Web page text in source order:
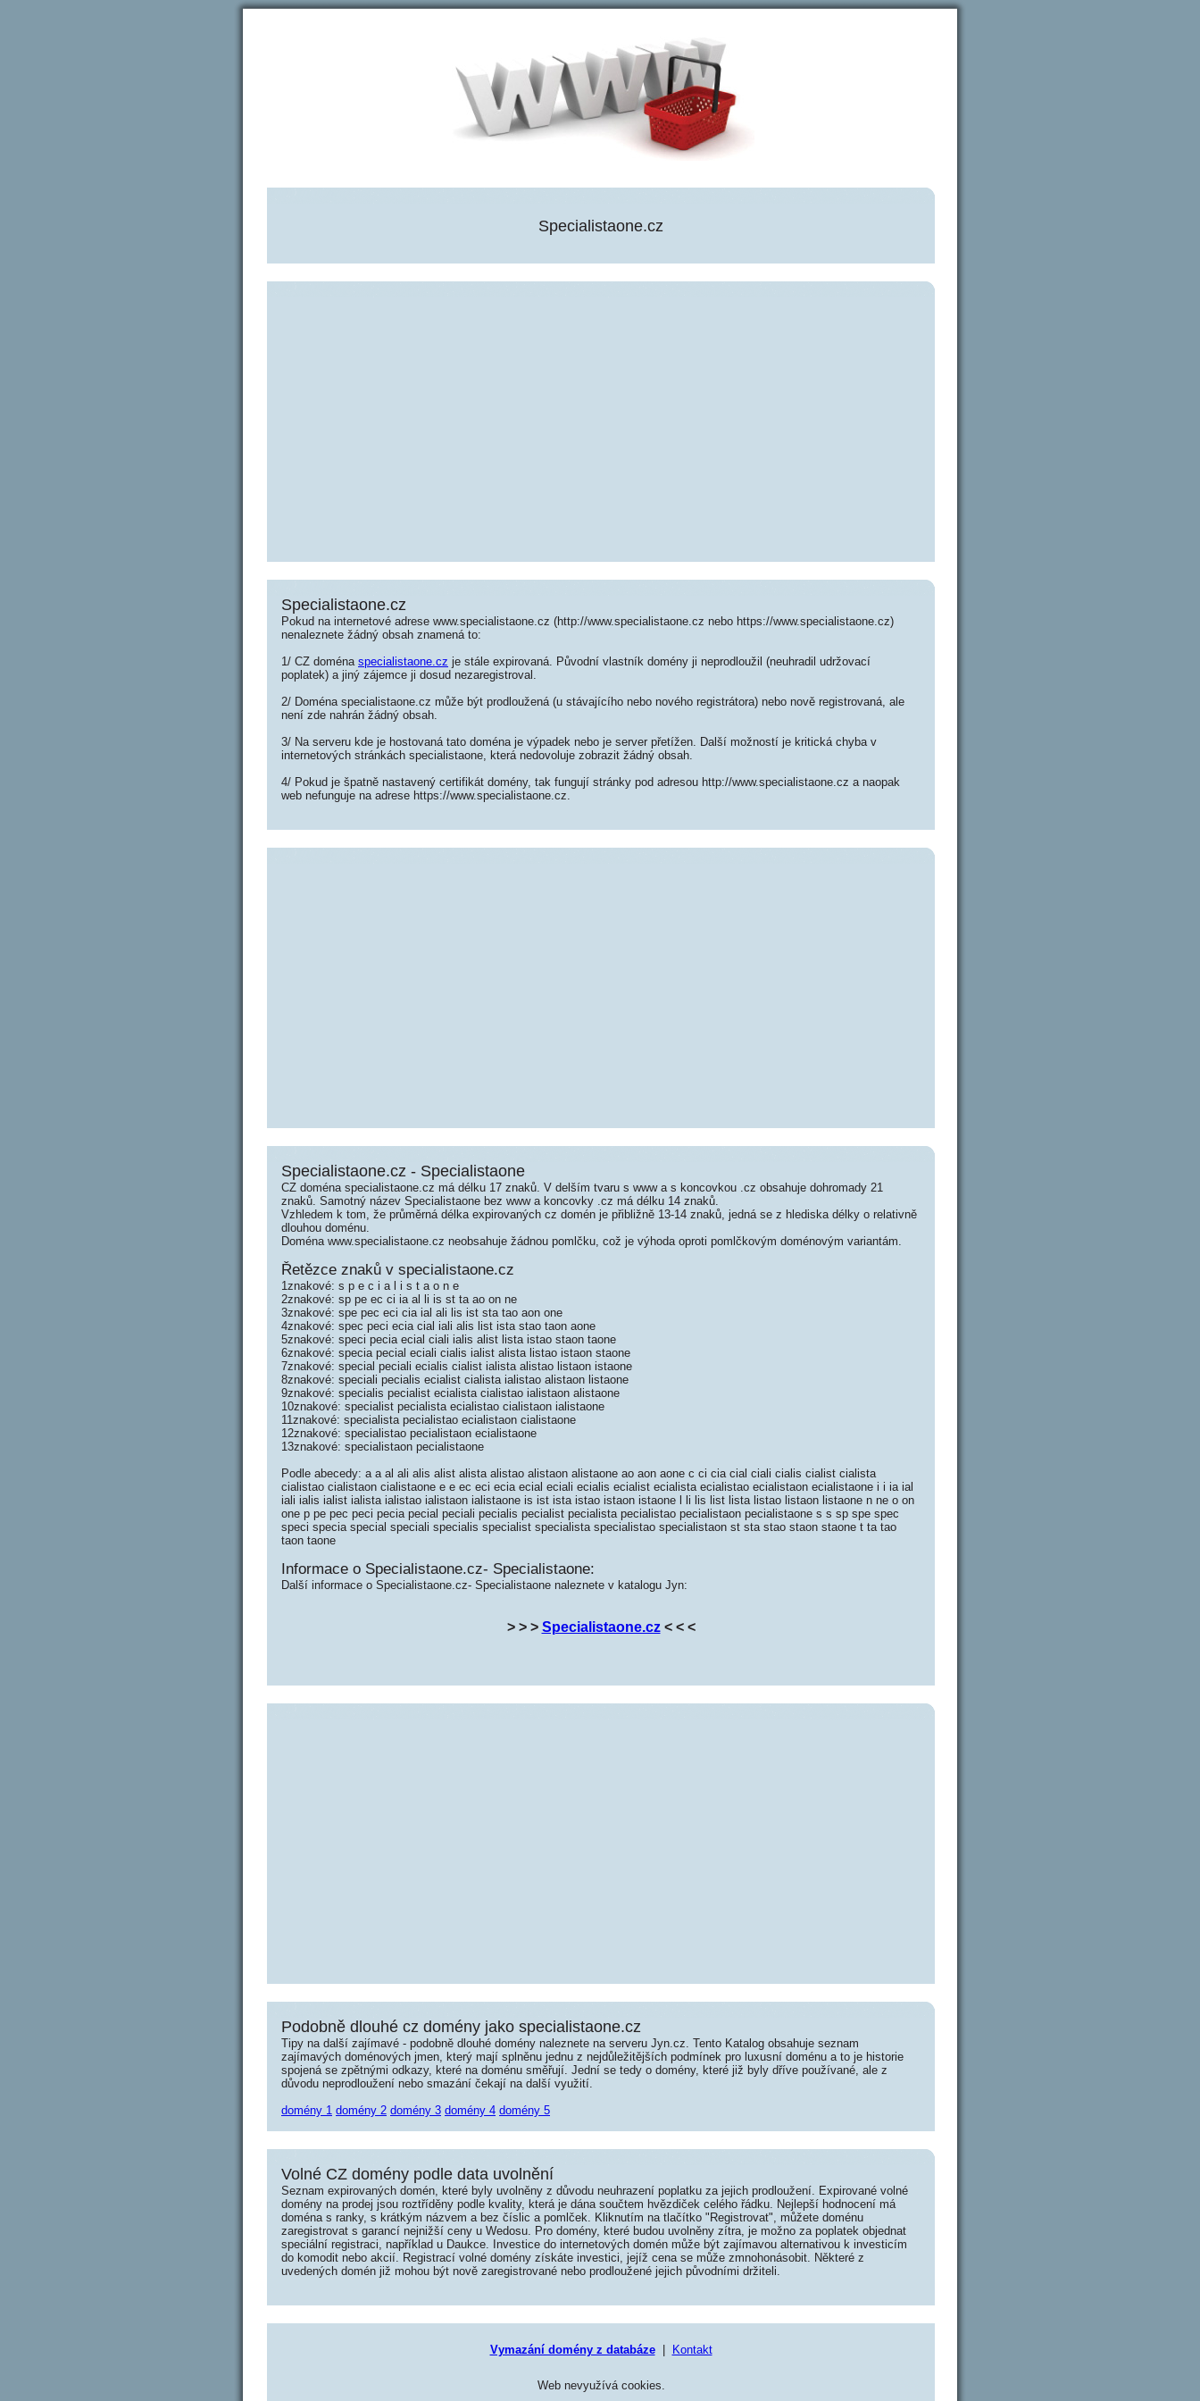
Specialistaone.cz
Specialistaone.cz
Pokud na internetové adrese www.specialistaone.cz (http://www.specialistaone.cz nebo https://www.specialistaone.cz)
nenaleznete žádný obsah znamená to:
1/ CZ doména specialistaone.cz je stále expirovaná. Původní vlastník domény ji neprodloužil (neuhradil udržovací
poplatek) a jiný zájemce ji dosud nezaregistroval.
2/ Doména specialistaone.cz může být prodloužená (u stávajícího nebo nového registrátora) nebo nově registrovaná, ale
není zde nahrán žádný obsah.
3/ Na serveru kde je hostovaná tato doména je výpadek nebo je server přetížen. Další možností je kritická chyba v
internetových stránkách specialistaone, která nedovoluje zobrazit žádný obsah.
4/ Pokud je špatně nastavený certifikát domény, tak fungují stránky pod adresou http://www.specialistaone.cz a naopak
web nefunguje na adrese https://www.specialistaone.cz.
Specialistaone.cz - Specialistaone
CZ doména specialistaone.cz má délku 17 znaků. V delším tvaru s www a s koncovkou .cz obsahuje dohromady 21
znaků. Samotný název Specialistaone bez www a koncovky .cz má délku 14 znaků.
Vzhledem k tom, že průměrná délka expirovaných cz domén je přibližně 13-14 znaků, jedná se z hlediska délky o relativně
dlouhou doménu.
Doména www.specialistaone.cz neobsahuje žádnou pomlčku, což je výhoda oproti pomlčkovým doménovým variantám.
Řetězce znaků v specialistaone.cz
1znakové: s p e c i a l i s t a o n e
2znakové: sp pe ec ci ia al li is st ta ao on ne
3znakové: spe pec eci cia ial ali lis ist sta tao aon one
4znakové: spec peci ecia cial iali alis list ista stao taon aone
5znakové: speci pecia ecial ciali ialis alist lista istao staon taone
6znakové: specia pecial eciali cialis ialist alista listao istaon staone
7znakové: special peciali ecialis cialist ialista alistao listaon istaone
8znakové: speciali pecialis ecialist cialista ialistao alistaon listaone
9znakové: specialis pecialist ecialista cialistao ialistaon alistaone
10znakové: specialist pecialista ecialistao cialistaon ialistaone
11znakové: specialista pecialistao ecialistaon cialistaone
12znakové: specialistao pecialistaon ecialistaone
13znakové: specialistaon pecialistaone
Podle abecedy: a a al ali alis alist alista alistao alistaon alistaone ao aon aone c ci cia cial ciali cialis cialist cialista
cialistao cialistaon cialistaone e e ec eci ecia ecial eciali ecialis ecialist ecialista ecialistao ecialistaon ecialistaone i i ia ial
iali ialis ialist ialista ialistao ialistaon ialistaone is ist ista istao istaon istaone l li lis list lista listao listaon listaone n ne o on
one p pe pec peci pecia pecial peciali pecialis pecialist pecialista pecialistao pecialistaon pecialistaone s s sp spe spec
speci specia special speciali specialis specialist specialista specialistao specialistaon st sta stao staon staone t ta tao
taon taone
Informace o Specialistaone.cz- Specialistaone:
Další informace o Specialistaone.cz- Specialistaone naleznete v katalogu Jyn:
> > > Specialistaone.cz< < <
Podobně dlouhé cz domény jako specialistaone.cz
Tipy na další zajímavé - podobně dlouhé domény naleznete na serveru Jyn.cz. Tento Katalog obsahuje seznam
zajímavých doménových jmen, který mají splněnu jednu z nejdůležitějších podmínek pro luxusní doménu a to je historie
spojená se zpětnými odkazy, které na doménu směřují. Jední se tedy o domény, které již byly dříve používané, ale z
důvodu neprodloužení nebo smazání čekají na další využití.
domény 1 domény 2 domény 3 domény 4 domény 5
Volné CZ domény podle data uvolnění
Seznam expirovaných domén, které byly uvolněny z důvodu neuhrazení poplatku za jejich prodloužení. Expirované volné
domény na prodej jsou roztříděny podle kvality, která je dána součtem hvězdiček celého řádku. Nejlepší hodnocení má
doména s ranky, s krátkým názvem a bez číslic a pomlček. Kliknutím na tlačítko "Registrovat", můžete doménu
zaregistrovat s garancí nejnižší ceny u Wedosu. Pro domény, které budou uvolněny zítra, je možno za poplatek objednat
speciální registraci, například u Daukce. Investice do internetových domén může být zajímavou alternativou k investicím
do komodit nebo akcií. Registrací volné domény získáte investici, jejíž cena se může zmnohonásobit. Některé z
uvedených domén již mohou být nově zaregistrované nebo prodloužené jejich původními držiteli.
Vymazání domény z databáze| Kontakt
Web nevyužívá cookies.